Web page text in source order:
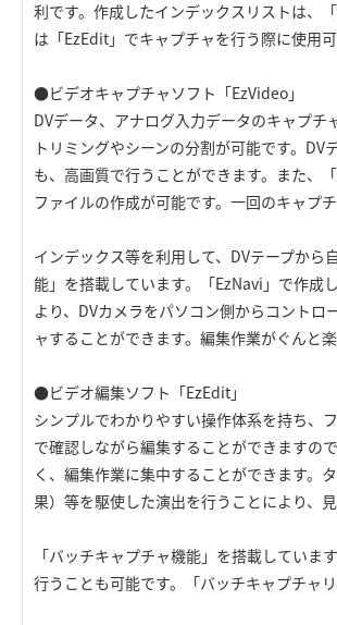
利です。作成したインデックスリストは、
は「EzEdit」でキャプチャを行う際に使用可
●ビデオキャプチャソフト「EzVideo」
DVデータ、アナログ入力データのキャプ
トリミングやシーンの分割が可能です。
も、高画質で行うことができます。また、
ファイルの作成が可能です。一回のキャプ
インデックス等を利用して、DVテープか
能」を搭載しています。「EzNavi」で作成
より、DVカメラをパソコン側からコント
ャすることができます。編集作業がぐんと楽
●ビデオ編集ソフト「EzEdit」
シンプルでわかりやすい操作体系を持ち、
で確認しながら編集することができますの
く、編集作業に集中することができます。
果）等を駆使した演出を行うことにより、
「バッチキャプチャ機能」を搭載してい
行うことも可能です。「バッチキャプチャ